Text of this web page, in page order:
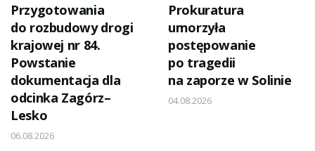
Przygotowania
do rozbudowy drogi
krajowej nr 84.
Powstanie
dokumentacja dla
odcinka Zagórz–
Lesko
06.08.2026
Prokuratura
umorzyła
postępowanie
po tragedii
na zaporze w Solinie
04.08.2026